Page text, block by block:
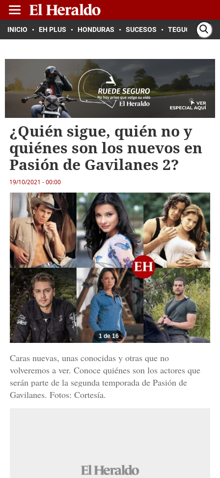
INICIO EH PLUS HONDURAS SUCESOS TEGUCIGALPA
¿Quién sigue, quién no y
quiénes son los nuevos en
Pasión de Gavilanes 2?
19/10/2021 - 00:00
1 de 16
Caras nuevas, unas conocidas y otras que no
volveremos a ver. Conoce quiénes son los actores que
serán parte de la segunda temporada de Pasión de
Gavilanes. Fotos: Cortesía.